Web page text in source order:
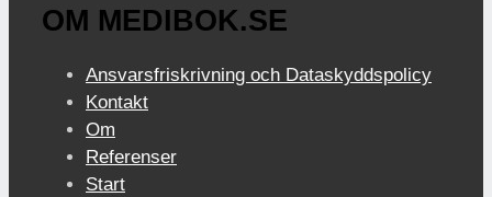
OM MEDIBOK.SE
Ansvarsfriskrivning och Dataskyddspolicy
Kontakt
Om
Referenser
Start